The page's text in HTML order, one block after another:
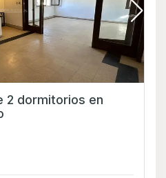
dormitorios en